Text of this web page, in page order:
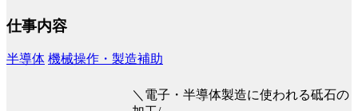
仕事内容
半導体 機械操作・製造補助
＼電子・半導体製造に使われる砥石の